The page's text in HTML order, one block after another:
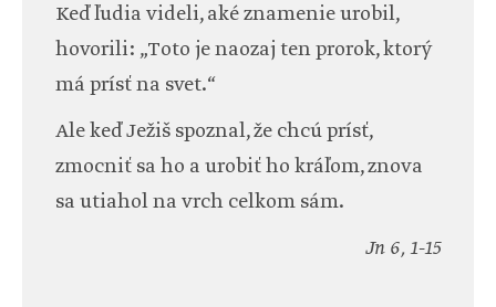
Keď ľudia videli, aké znamenie urobil,
hovorili: „Toto je naozaj ten prorok, ktorý
má prísť na svet.“
Ale keď Ježiš spoznal, že chcú prísť,
zmocniť sa ho a urobiť ho kráľom, znova
sa utiahol na vrch celkom sám.
Jn 6, 1-15